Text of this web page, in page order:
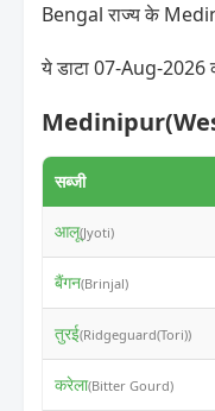
Bengal राज्य के
ये डाटा 07-Aug-2026
सब्जी
आलू(Jyoti)
बैंगन(Brinjal)
तुरई(Ridgeguard(Tori))
करेला(Bitter Gourd)